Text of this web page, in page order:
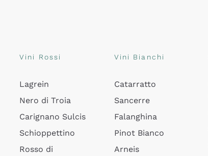
Vini Rossi
Lagrein
Nero di Troia
Carignano Sulcis
Schioppettino
Rosso di
Vini Bianchi
Catarratto
Sancerre
Falanghina
Pinot Bianco
Arneis